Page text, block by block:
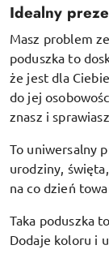
Idealny
Masz problem
poduszka to
że jest dla
do jej
znasz i
To uniwersalny
urodziny,
na co dzień
Taka poduszka
Dodaje koloru i